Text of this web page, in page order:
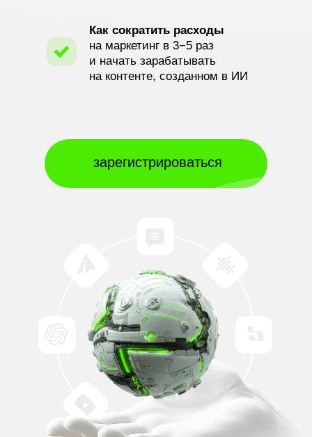
зарегистрироваться
Как сократить расходы
на маркетинг в 3−5 раз
и начать зарабатывать
на контенте, созданном в ИИ